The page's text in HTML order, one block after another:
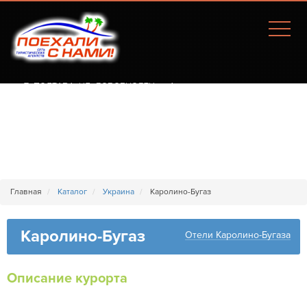
Г. ПОЛТАВА, УЛ. СОБОРНОСТИ, 77А
Главная Каталог Украина Каролино-Бугаз
Каролино-Бугаз Отели Каролино-Бугаза
Описание курорта